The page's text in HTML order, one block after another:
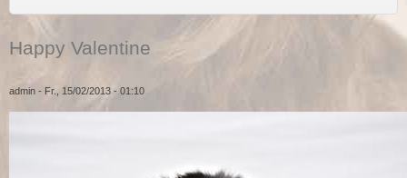
Happy Valentine
admin - Fr., 15/02/2013 - 01:10